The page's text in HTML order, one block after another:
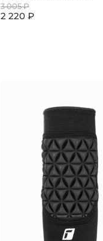
3 005 ₽
2 220 ₽